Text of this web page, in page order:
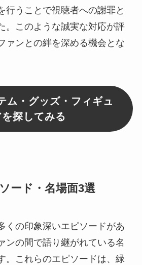
行うことで視聴者への謝罪と
。このような誠実な対応が評
ァンとの絆を深める機会とな
ム・グッズ・フィギュ
を探してみる
ード・名場面3選
くの印象深いエピソードがあ
ンの間で語り継がれている名
。これらのエピソードは、緑